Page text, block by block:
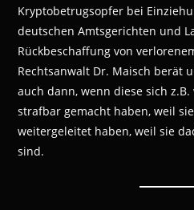
Kryptobetrugsopfer bei
deutschen Amtsgerichten und
Rückbeschaffung von
Rechtsanwalt Dr. Maisch berät
auch dann, wenn diese sich
strafbar gemacht haben, weil
weitergeleitet haben, weil sie
sind.